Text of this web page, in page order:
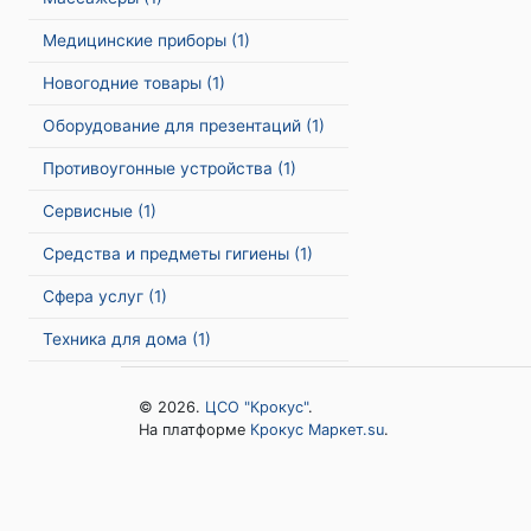
Медицинские приборы (1)
Новогодние товары (1)
Оборудование для презентаций (1)
Противоугонные устройства (1)
Сервисные (1)
Средства и предметы гигиены (1)
Сфера услуг (1)
Техника для дома (1)
© 2026. ЦСО "Крокус".
На платформе Крокус Маркет.su.